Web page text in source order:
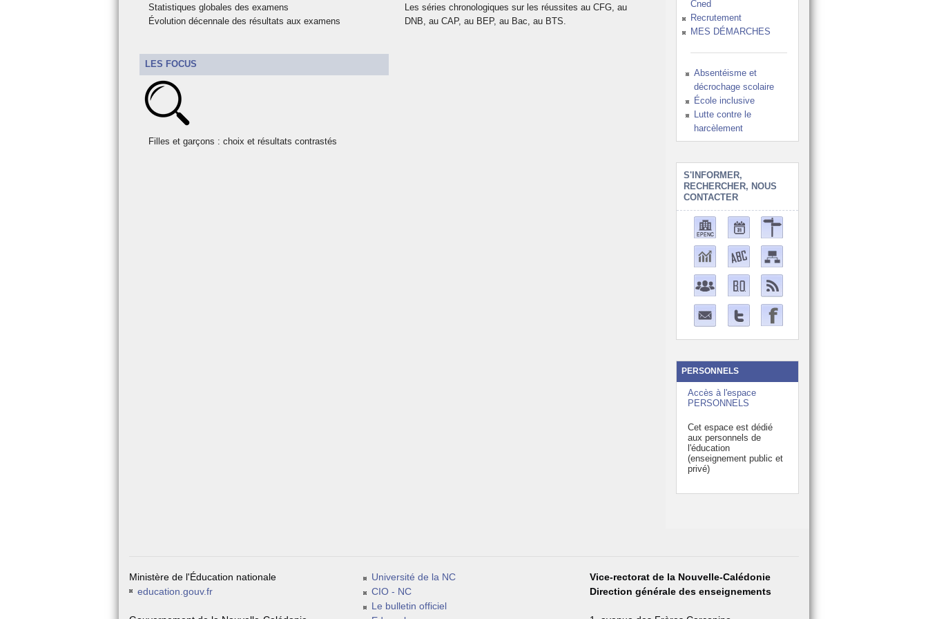
Recrutement
Les aides financières
Statistiques globales des examens
Évolution décennale des résultats aux examens
Les séries chronologiques sur les réussites au CFG, au
DNB, au CAP, au BEP, au Bac, au BTS.
LES FOCUS
Filles et garçons : choix et résultats contrastés
Cned
Recrutement
MES DÉMARCHES
Absentéisme et
décrochage scolaire
École inclusive
Lutte contre le
harcèlement
S'INFORMER,
RECHERCHER, NOUS
CONTACTER
PERSONNELS
Accès à l'espace
PERSONNELS
Cet espace est dédié
aux personnels de
l'éducation
(enseignement public et
privé)
Ministère de l'Éducation nationale
education.gouv.fr
Université de la NC
CIO - NC
Le bulletin officiel
Vice-rectorat de la Nouvelle-Calédonie
Direction générale des enseignements